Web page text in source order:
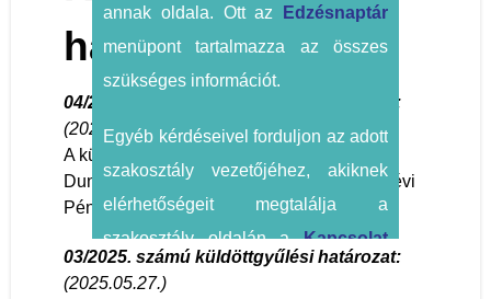
határozatok 2025
04/2025. számú küldöttgyűlési határozat
:
(2025.05.27.)
A küldöttek egyhangúan elfogadták a
Dunaharaszti Munkás Testedző Kör 2025. évi
Pénzügyi tervét.
03/2025. számú küldöttgyűlési határozat:
(2025.05.27.)
annak oldala. Ott az
Edzésnaptár
menüpont tartalmazza az összes
szükséges információt.
Egyéb kérdéseivel forduljon az adott
szakosztály vezetőjéhez, akiknek
elérhetőségeit megtalálja a
szakosztály oldalán aKapcsolat
menüpontra kattintva.